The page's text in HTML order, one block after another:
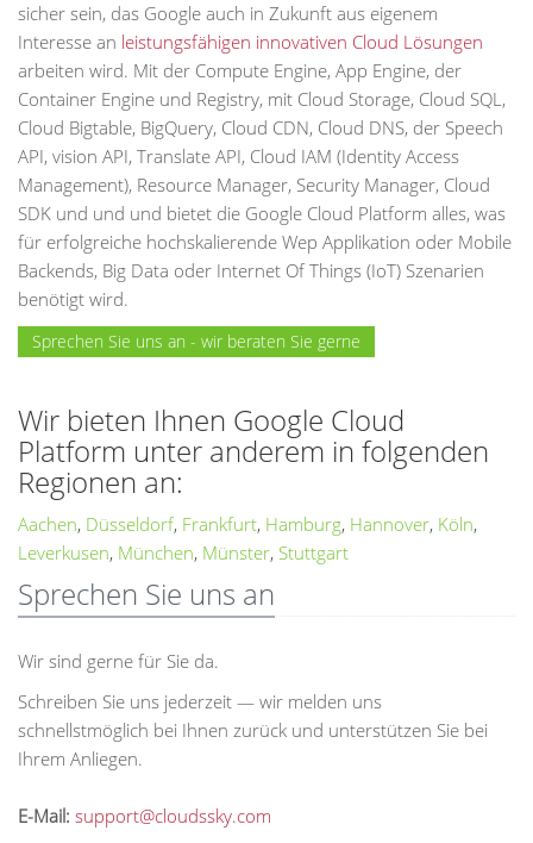
sicher sein, das Google auch in Zukunft aus eigenem
Interesse an leistungsfähigen innovativen Cloud Lösungen
arbeiten wird. Mit der Compute Engine, App Engine, der
Container Engine und Registry, mit Cloud Storage, Cloud SQL,
Cloud Bigtable, BigQuery, Cloud CDN, Cloud DNS, der Speech
API, vision API, Translate API, Cloud IAM (Identity Access
Management), Resource Manager, Security Manager, Cloud
SDK und und und bietet die Google Cloud Platform alles, was
für erfolgreiche hochskalierende Wep Applikation oder Mobile
Backends, Big Data oder Internet Of Things (IoT) Szenarien
benötigt wird.
Sprechen Sie uns an - wir beraten Sie gerne
Wir bieten Ihnen Google Cloud
Platform unter anderem in folgenden
Regionen an:
Aachen, Düsseldorf, Frankfurt, Hamburg, Hannover, Köln,
Leverkusen, München, Münster, Stuttgart
Sprechen Sie uns an
Wir sind gerne für Sie da.
Schreiben Sie uns jederzeit — wir melden uns
schnellstmöglich bei Ihnen zurück und unterstützen Sie bei
Ihrem Anliegen.
E-Mail: support@cloudssky.com